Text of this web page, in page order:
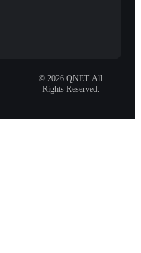
© 2026 QNET. All
Rights Reserved.